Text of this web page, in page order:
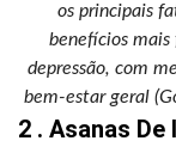
os principais
benefícios mais
depressão, com
bem-estar geral
2 . Asanas De